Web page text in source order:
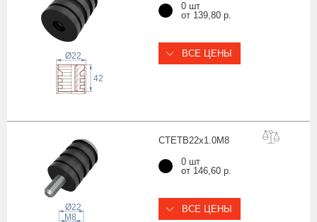
42
Ø22
0 шт
от 139,80 р.
ВСЕ ЦЕНЫ
CTETB22x1.0M8
Ø22
M8
0 шт
от 146,60 р.
ВСЕ ЦЕНЫ